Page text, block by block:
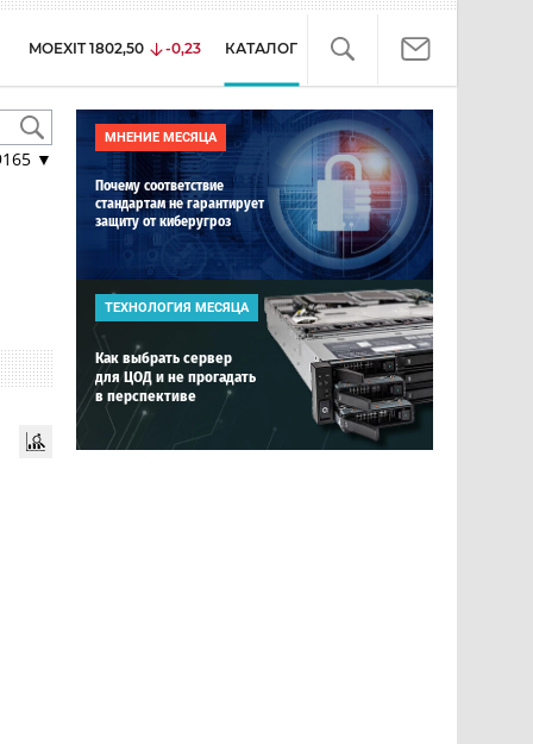
MOEXIT 1802,50 -0,23 КАТАЛОГ
▼
МНЕНИЕ МЕСЯЦА
Почему соответствие
стандартам не гарантирует
защиту от киберугроз
ТЕХНОЛОГИЯ МЕСЯЦА
Как выбрать сервер
для ЦОД и не прогадать
в перспективе